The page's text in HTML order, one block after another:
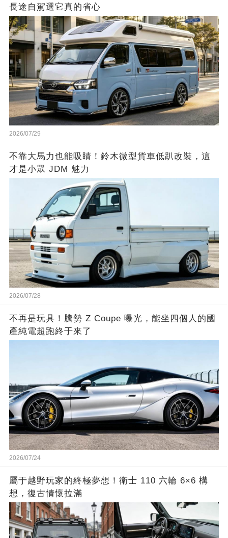
長途自駕選它真的省心
2026/07/29
不靠大馬力也能吸睛！鈴木微型貨車低趴改裝，這
才是小眾 JDM 魅力
2026/07/28
不再是玩具！騰勢 Z Coupe 曝光，能坐四個人的國
產純電超跑終于來了
2026/07/24
屬于越野玩家的終極夢想！衛士 110 六輪 6×6 構
想，復古情懷拉滿